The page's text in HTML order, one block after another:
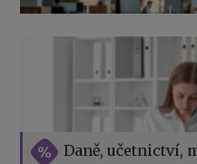
Daně, učetnictví,
Vše o překážkách v práci
v roce 2026